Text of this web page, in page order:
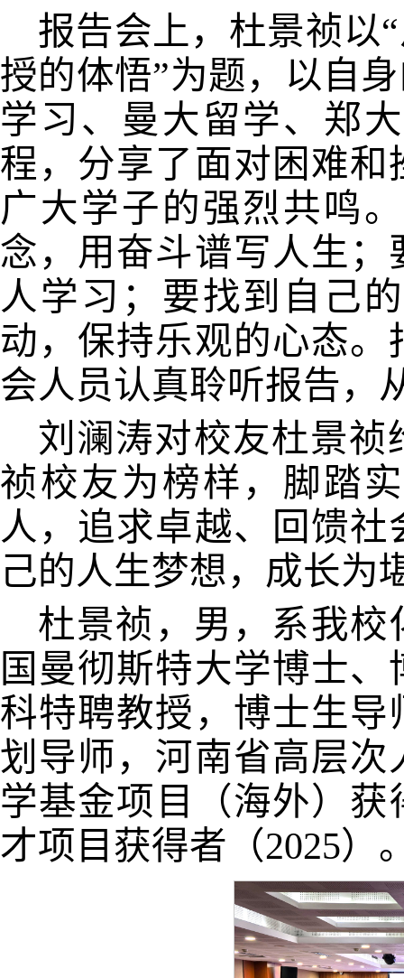
报告会上，杜景祯以
授的体悟”为题，以自
学习、曼大留学、郑
程，分享了面对困难
广大学子的强烈共鸣
念，用奋斗谱写人生
人学习；要找到自己
动，保持乐观的心态
会人员认真聆听报告，
刘澜涛对校友杜景
祯校友为榜样，脚踏
人，追求卓越、回馈
己的人生梦想，成长为
杜景祯，男，系我校
国曼彻斯特大学博士
科特聘教授，博士生
划导师，河南省高层
学基金项目（海外）获
才项目获得者（2025）